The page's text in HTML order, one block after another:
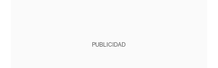
PUBLICIDAD